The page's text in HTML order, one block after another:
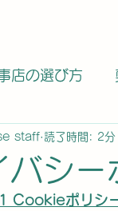
店の選び方
タイル職人
工事全般
バシー
staff 読了時間: 2分
ポリシー